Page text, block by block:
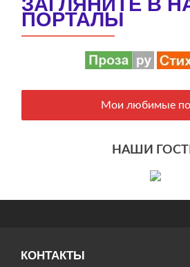
ПОРТАЛЫ
Мои любимые
НАШИ ГОСТ
КОНТАКТЫ